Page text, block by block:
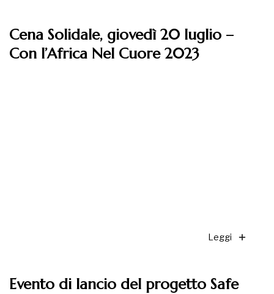
Cena Solidale, giovedì 20 luglio –
Con l’Africa Nel Cuore 2023
Leggi
Evento di lancio del progetto Safe